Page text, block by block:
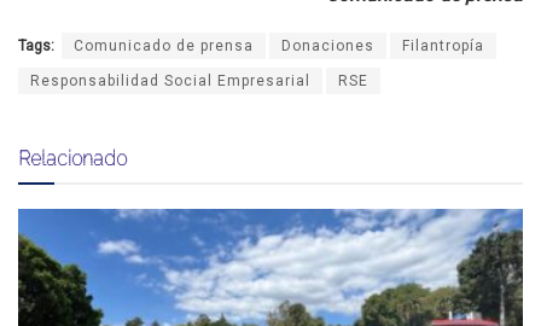
Tags: Comunicado de prensa Donaciones Filantropía
Responsabilidad Social Empresarial RSE
Relacionado